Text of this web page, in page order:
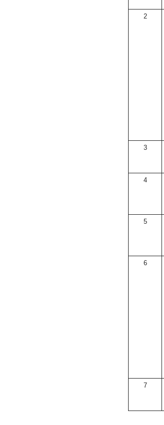
2
3
4
5
6
7